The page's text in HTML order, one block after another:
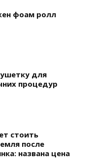
фоам ролл
для
процедур
стоить
после
названа цена